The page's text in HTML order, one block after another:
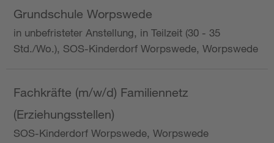
Grundschule Worpswede
in unbefristeter Anstellung, in Teilzeit (30 - 35
Std./Wo.), SOS-Kinderdorf Worpswede, Worpswede
Fachkräfte (m/w/d) Familiennetz
(Erziehungsstellen)
SOS-Kinderdorf Worpswede, Worpswede